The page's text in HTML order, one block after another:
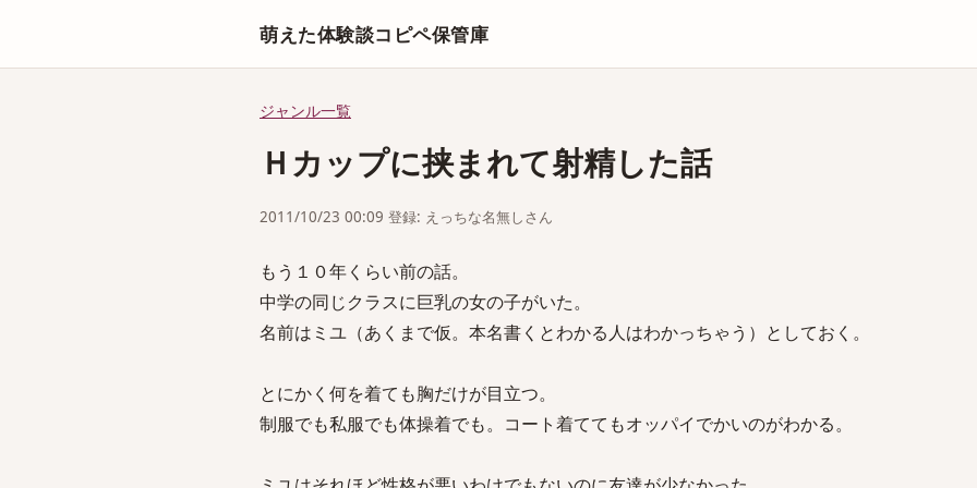
萌えた体験談コピペ保管庫
ジャンル一覧
Ｈカップに挟まれて射精した話
2011/10/23 00:09 登録: えっちな名無しさん
もう１０年くらい前の話。
中学の同じクラスに巨乳の女の子がいた。
名前はミユ（あくまで仮。本名書くとわかる人はわかっちゃう）としておく。
とにかく何を着ても胸だけが目立つ。
制服でも私服でも体操着でも。コート着ててもオッパイでかいのがわかる。